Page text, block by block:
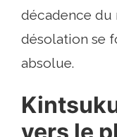
décadence du
désolation se
absolue.